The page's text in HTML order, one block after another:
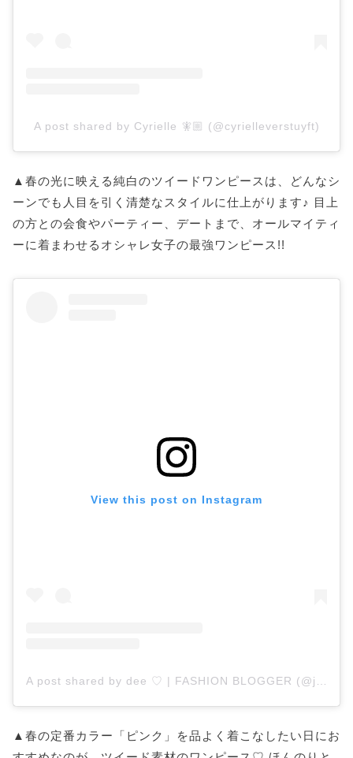
A post shared by Cyrielle 🧚🏼 (@cyrielleverstuyft)
▲春の光に映える純白のツイードワンピースは、どんなシ
ーンでも人目を引く清楚なスタイルに仕上がります♪ 目上
の方との会食やパーティー、デートまで、オールマイティ
ーに着まわせるオシャレ女子の最強ワンピース!!
View this post on Instagram
A post shared by dee ♡ | FASHION BLOGGER (@jvaniang)
▲春の定番カラー「ピンク」を品よく着こなしたい日にお